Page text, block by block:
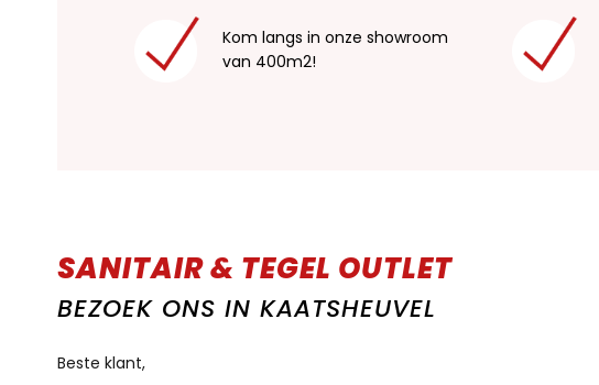
Kom langs in onze showroom
van 400m2!
SANITAIR & TEGEL OUTLET
BEZOEK ONS IN KAATSHEUVEL
Beste klant,